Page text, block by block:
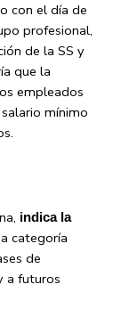
con el día de
profesional,
de la SS y
que la
empleados
mínimo
indica la
categoría
de
a futuros